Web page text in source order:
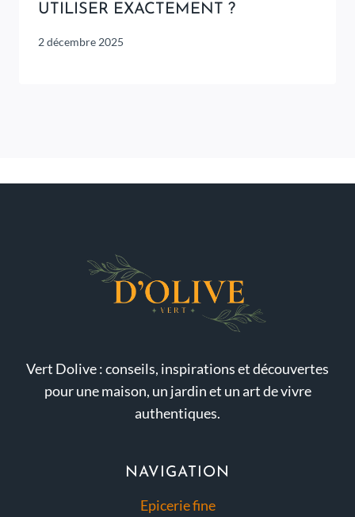
UTILISER EXACTEMENT ?
2 décembre 2025
Vert Dolive : conseils, inspirations et découvertes
pour une maison, un jardin et un art de vivre
authentiques.
NAVIGATION
Epicerie fine